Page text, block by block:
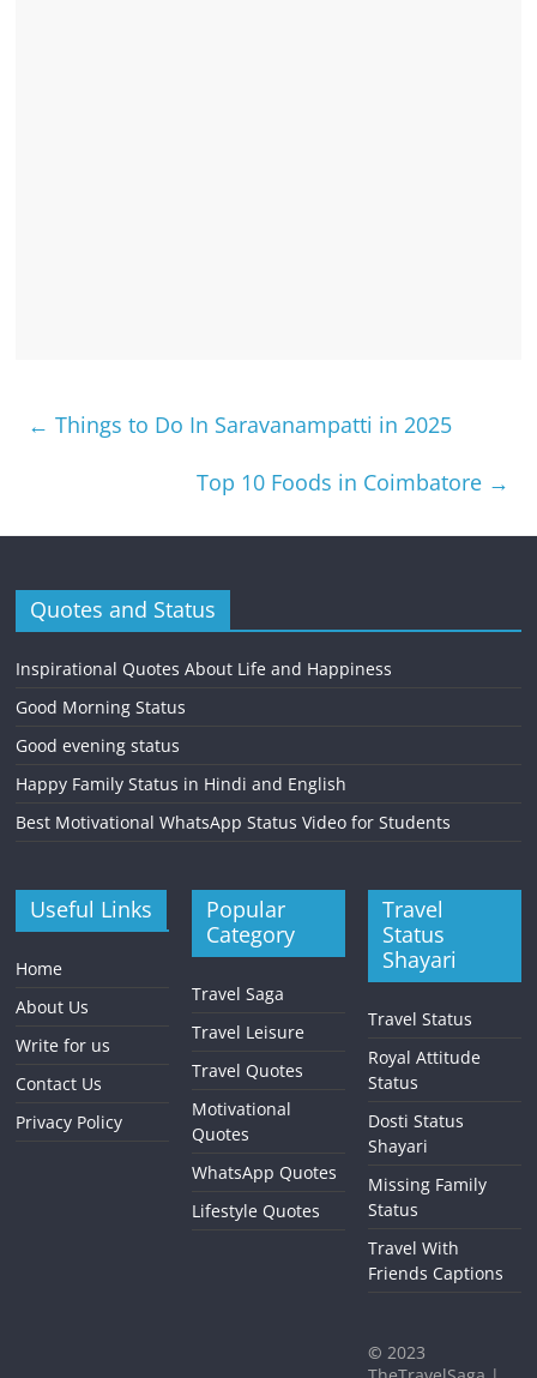
← Things to Do In Saravanampatti in 2025
Top 10 Foods in Coimbatore →
Quotes and Status
Inspirational Quotes About Life and Happiness
Good Morning Status
Good evening status
Happy Family Status in Hindi and English
Best Motivational WhatsApp Status Video for Students
Useful Links
Home
About Us
Write for us
Contact Us
Privacy Policy
Popular
Category
Travel Saga
Travel Leisure
Travel Quotes
Motivational
Quotes
WhatsApp Quotes
Lifestyle Quotes
Travel
Status
Shayari
Travel Status
Royal Attitude
Status
Dosti Status
Shayari
Missing Family
Status
Travel With
Friends Captions
© 2023